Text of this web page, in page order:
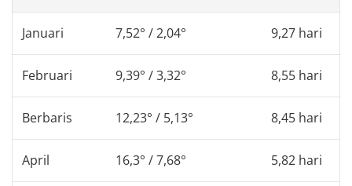
Januari 7,52° / 2,04° 9,27 hari
Februari 9,39° / 3,32° 8,55 hari
Berbaris 12,23° / 5,13° 8,45 hari
April 16,3° / 7,68° 5,82 hari